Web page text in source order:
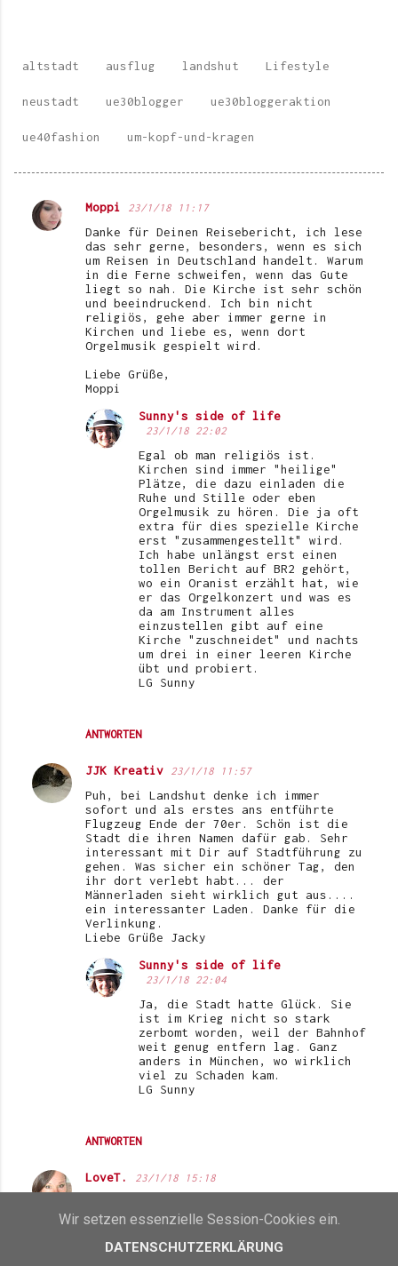
altstadt ausflug landshut Lifestyle
neustadt ue30blogger ue30bloggeraktion
ue40fashion um-kopf-und-kragen
K
Moppi 23/1/18 11:17
Danke für Deinen Reisebericht, ich lese
das sehr gerne, besonders, wenn es sich
um Reisen in Deutschland handelt. Warum
in die Ferne schweifen, wenn das Gute
liegt so nah. Die Kirche ist sehr schön
und beeindruckend. Ich bin nicht
religiös, gehe aber immer gerne in
Kirchen und liebe es, wenn dort
Orgelmusik gespielt wird.
Liebe Grüße,
Moppi
ANTWORTEN
Sunny's side of life
23/1/18 22:02
Egal ob man religiös ist.
Kirchen sind immer "heilige"
Plätze, die dazu einladen die
Ruhe und Stille oder eben
Orgelmusik zu hören. Die ja oft
extra für dies spezielle Kirche
erst "zusammengestellt" wird.
Ich habe unlängst erst einen
tollen Bericht auf BR2 gehört,
wo ein Oranist erzählt hat, wie
er das Orgelkonzert und was es
da am Instrument alles
einzustellen gibt auf eine
Kirche "zuschneidet" und nachts
um drei in einer leeren Kirche
übt und probiert.
LG Sunny
JJK Kreativ 23/1/18 11:57
Puh, bei Landshut denke ich immer
sofort und als erstes ans entführte
Flugzeug Ende der 70er. Schön ist die
Stadt die ihren Namen dafür gab. Sehr
interessant mit Dir auf Stadtführung zu
gehen. Was sicher ein schöner Tag, den
ihr dort verlebt habt... der
Männerladen sieht wirklich gut aus....
ein interessanter Laden. Danke für die
Verlinkung.
Liebe Grüße Jacky
ANTWORTEN
Sunny's side of life
23/1/18 22:04
Ja, die Stadt hatte Glück. Sie
ist im Krieg nicht so stark
zerbomt worden, weil der Bahnhof
weit genug entfern lag. Ganz
anders in München, wo wirklich
viel zu Schaden kam.
LG Sunny
LoveT. 23/1/18 15:18
Stadt erinnert mich an Salzburg.:)
genial gut aus!
Wir setzen essenzielle Session-Cookies ein.
DATENSCHUTZERKLÄRUNG